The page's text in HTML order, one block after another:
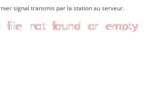
signal transmis par la station au serveur.